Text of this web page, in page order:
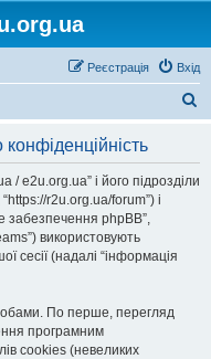
Вхід
Реєстрація
/ e2u.org.ua” і його підрозділи
r2u.org.ua/forum”) і
забезпечення phpBB”,
використовують
сесії (надалі “інформація
По перше, перегляд
програмним
cookies (невеликих